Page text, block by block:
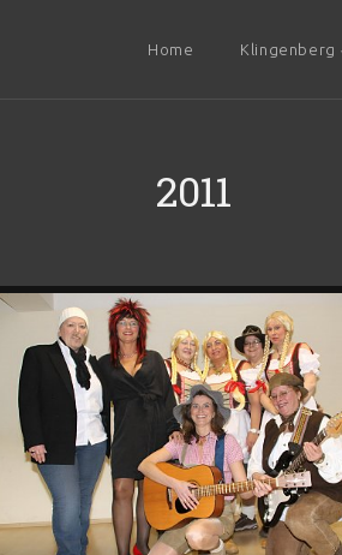
Home Klingenberg
2011